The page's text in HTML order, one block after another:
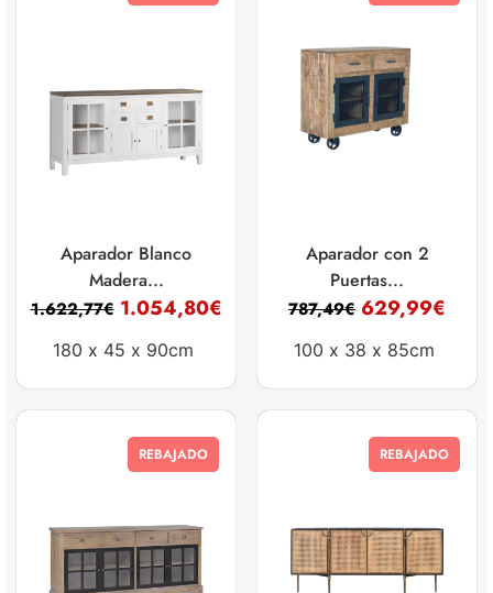
Aparador Blanco
Madera...
1.622,77€ 1.054,80€
180 x 45 x 90cm
Aparador con 2
Puertas...
787,49€ 629,99€
100 x 38 x 85cm
REBAJADO REBAJADO